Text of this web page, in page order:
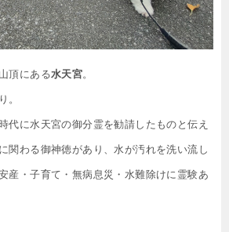
頂にある水天宮。
。
代に水天宮の御分霊を勧請したものと伝え
関わる御神徳があり、水が汚れを洗い流し
産・子育て・無病息災・水難除けに霊験あ